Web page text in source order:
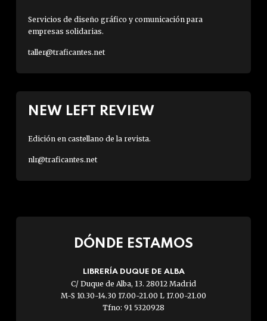
Servicios de diseño gráfico y comunicación para
empresas solidarias.
taller@traficantes.net
NEW LEFT REVIEW
Edición en castellano de la revista.
nlr@traficantes.net
DÓNDE ESTAMOS
LIBRERÍA DUQUE DE ALBA
C/ Duque de Alba, 13. 28012 Madrid
M-S 10.30-14.30 17.00-21.00 L 17.00-21.00
Tfno: 91 5320928